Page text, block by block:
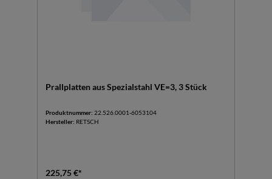
Prallplatten aus Spezialstahl VE=3, 3 Stück
Produktnummer: 22.526.0001-6053104
Hersteller: RETSCH
225,75 €*